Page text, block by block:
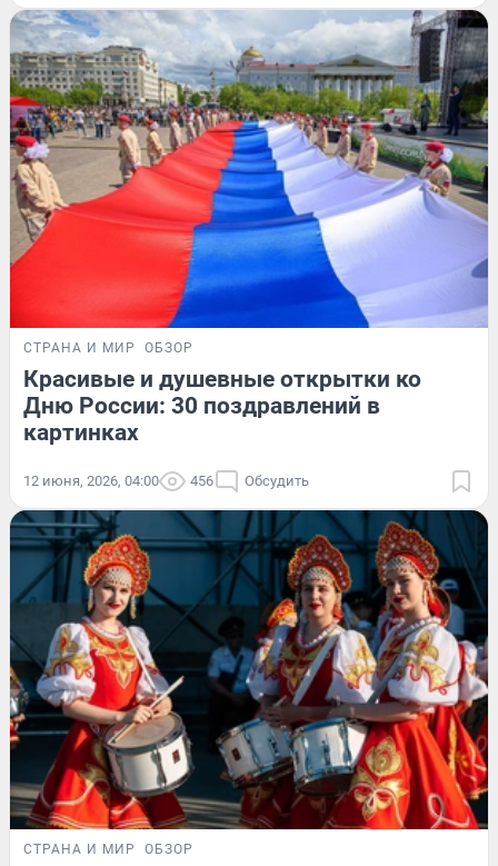
СТРАНА И МИР ОБЗОР
Красивые и душевные открытки ко
Дню России: 30 поздравлений в
картинках
12 июня, 2026, 04:00 456 Обсудить
СТРАНА И МИР ОБЗОР